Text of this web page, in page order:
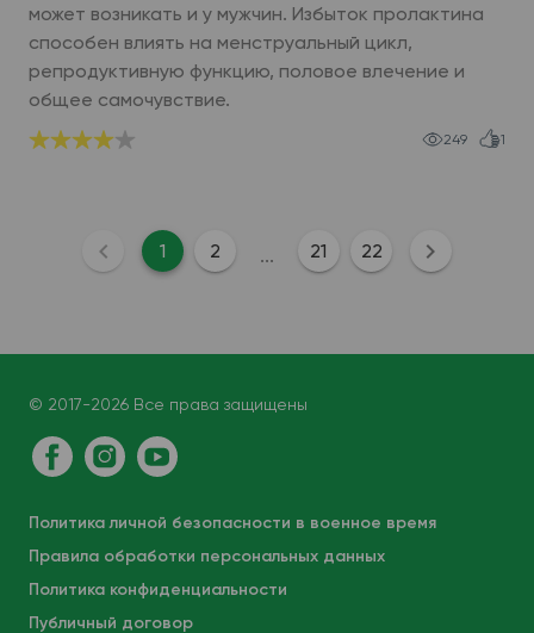
может возникать и у мужчин. Избыток пролактина
способен влиять на менструальный цикл,
репродуктивную функцию, половое влечение и
общее самочувствие.
249 1
1 2 ... 21 22
© 2017-2026 Все права защищены
Политика личной безопасности в военное время
Правила обработки персональных данных
Политика конфиденциальности
Публичный договор